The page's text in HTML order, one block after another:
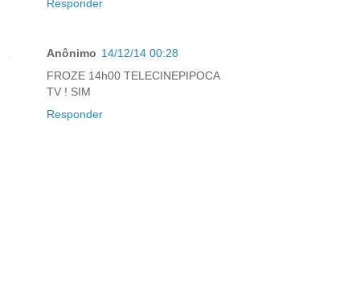
Responder
Anônimo 14/12/14 00:28
FROZE 14h00 TELECINEPIPOCA
TV ! SIM
Responder